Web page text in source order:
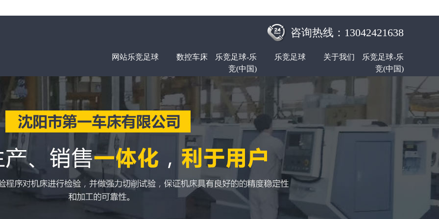
咨询热线：13042421638
网站乐竞足球 数控车床 乐竞足球-乐
竞(中国)
乐竞足球 关于我们 乐竞足球-乐
竞(中国)